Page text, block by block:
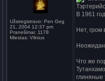
Užsiregistravo: Pen Geg
21, 2004 12:37 pm
Pranešimai: 1178
Miestas: Vilnius
В 1961
Нет, гром
Что же
глиняные